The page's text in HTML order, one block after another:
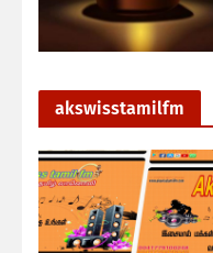
akswisstamilfm